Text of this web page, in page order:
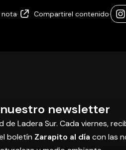
· Compartirel contenido·
newsletter
de Ladera Sur. Cada viernes,
boletín Zarapito al día con las